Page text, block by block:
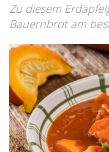
Zu diesem
Bauernbrot am